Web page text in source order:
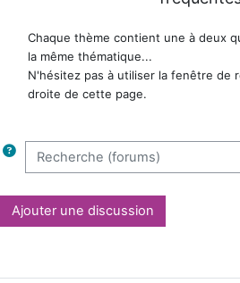
Chaque thème contient une à deux
la même thématique...
N'hésitez pas à utiliser la fenêtre de
droite de cette page.
Recherche (forums)
Ajouter une discussion